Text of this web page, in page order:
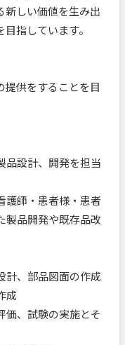
新しい価値を生み出
指しています。
提供をすることを目
品設計、開発を担当
護師・患者様・患者
製品開発や既存品改
計、部品図面の作成
成
価、試験の実施とそ